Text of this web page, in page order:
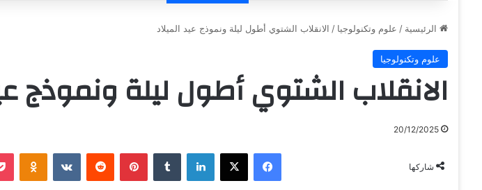
الرئيسية / علوم وتكنولوجيا / الانقلاب الشتوي أطول ليلة ونموذج عيد الميلاد
علوم وتكنولوجيا
الانقلاب الشتوي أطول ليلة ونموذج
20/12/2025
شاركها
فيسبوك ‫X لينكدإن ‏Tumblr بينتيريست ‏Reddit
‏VKontakte
Odnoklassniki